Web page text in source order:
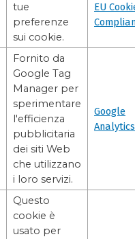
tue
preferenze
sui cookie.
EU
Fornito da
Google Tag
Manager per
sperimentare
l'efficienza
pubblicitaria
dei siti Web
che utilizzano
i loro servizi.
Google
Analytics
Questo
cookie è
usato per